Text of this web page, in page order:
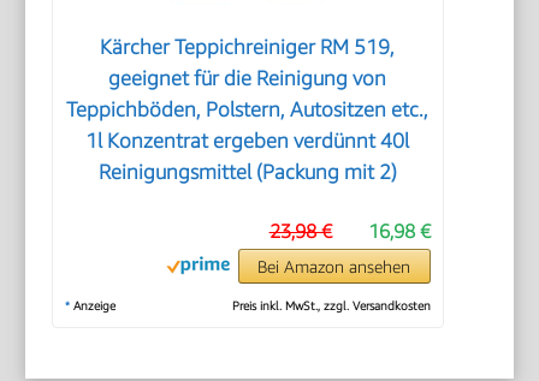
Kärcher Teppichreiniger RM 519,
geeignet für die Reinigung von
Teppichböden, Polstern, Autositzen etc.,
1l Konzentrat ergeben verdünnt 40l
Reinigungsmittel (Packung mit 2)
16,98 €
23,98 €
Bei Amazon ansehen
* Anzeige Preis inkl. MwSt., zzgl. Versandkosten